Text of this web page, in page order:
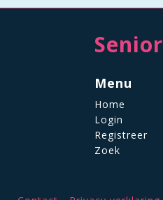
Menu
Home
Login
Registreer
Zoek